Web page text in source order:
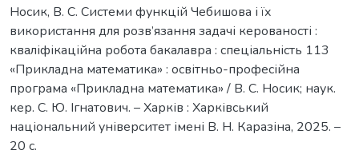
Носик, В. С. Системи функцій Чебишова і їх
використання для розв’язання задачі керованості :
кваліфікаційна робота бакалавра : спеціальність 113
«Прикладна математика» : освітньо-професійна
програма «Прикладна математика» / В. С. Носик; наук.
кер. С. Ю. Ігнатович. – Харків : Харківський
національний університет імені В. Н. Каразіна, 2025. –
20 с.